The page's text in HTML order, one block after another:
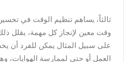
ثالثاً، يساهم تنظيم الوقت في تحسين
وقت معين لإنجاز كل مهمة، يقلل
على سبيل المثال يمكن للفرد أن
العمل أو حتى لممارسة الهوايات،